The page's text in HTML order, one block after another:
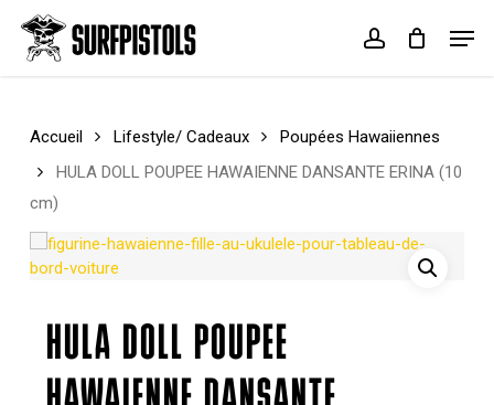
main
account
Cart Close
Accueil Lifestyle/ Cadeaux
Poupées Hawaiiennes
HULA DOLL POUPEE HAWAIENNE DANSANTE ERINA (10
cm)
HULA DOLL POUPEE